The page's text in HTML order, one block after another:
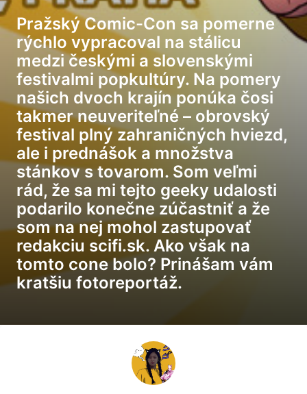
Pražský Comic-Con sa pomerne
rýchlo vypracoval na stálicu
medzi českými a slovenskými
festivalmi popkultúry. Na pomery
našich dvoch krajín ponúka čosi
takmer neuveriteľné – obrovský
festival plný zahraničných hviezd,
ale i prednášok a množstva
stánkov s tovarom. Som veľmi
rád, že sa mi tejto geeky udalosti
podarilo konečne zúčastniť a že
som na nej mohol zastupovať
redakciu scifi.sk. Ako však na
tomto cone bolo? Prinášam vám
kratšiu fotoreportáž.